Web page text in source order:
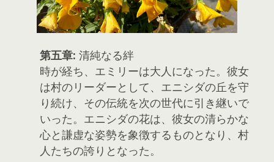
第五章: 清純なる絆
時が経ち、エミリーは大人になった。彼女
は村のリーダーとして、エニシダの丘を守
り続け、その伝統を次の世代に引き継いで
いった。エニシダの花は、彼女の清らかな
心と謙虚な姿勢を象徴するものとなり、村
人たちの誇りとなった。